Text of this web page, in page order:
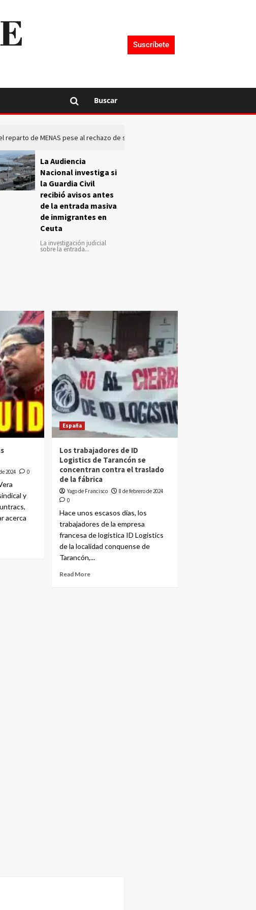
Suscríbete
Buscar
de MENAS pese al rechazo de sus comunidades
La Audiencia
Nacional investiga si
la Guardia Civil
recibió avisos antes
de la entrada masiva
de inmigrantes en
Ceuta
La investigación judicial
sobre la entrada...
2024 0
y
acerca
España
Los trabajadores de ID
Logistics de Tarancón se
concentran contra el traslado
de la fábrica
Yago de Francisco
8 de febrero de 2024
0
Hace unos escasos días, los
trabajadores de la empresa
francesa de logística ID Logistics
de la localidad conquense de
Tarancón,...
Read More